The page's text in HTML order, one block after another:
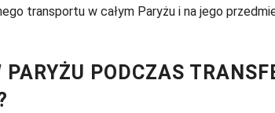
transportu w całym Paryżu i na jego
PARYŻU PODCZAS